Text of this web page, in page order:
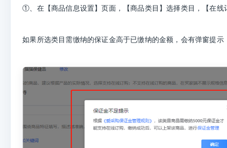
①、在【商品信息设置】页面，【商品类目】选择类目，【在线
如果所选类目需缴纳的保证金高于已缴纳的金额，会有弹窗提示